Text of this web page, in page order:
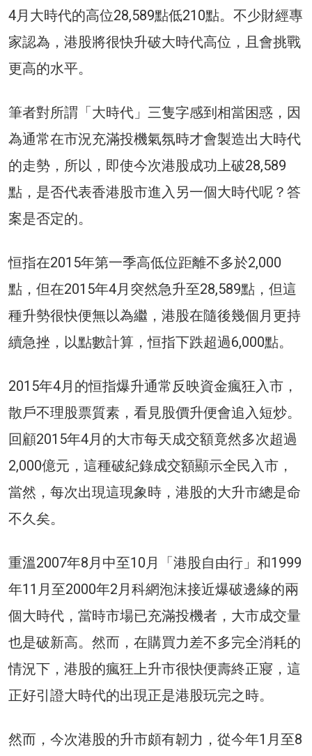
4月大時代的高位28,589點低210點。不少財經專
家認為，港股將很快升破大時代高位，且會挑戰
更高的水平。
筆者對所謂「大時代」三隻字感到相當困惑，因
為通常在市況充滿投機氣氛時才會製造出大時代
的走勢，所以，即使今次港股成功上破28,589
點，是否代表香港股市進入另一個大時代呢？答
案是否定的。
恒指在2015年第一季高低位距離不多於2,000
點，但在2015年4月突然急升至28,589點，但這
種升勢很快便無以為繼，港股在隨後幾個月更持
續急挫，以點數計算，恒指下跌超過6,000點。
2015年4月的恒指爆升通常反映資金瘋狂入市，
散戶不理股票質素，看見股價升便會追入短炒。
回顧2015年4月的大市每天成交額竟然多次超過
2,000億元，這種破紀錄成交額顯示全民入市，
當然，每次出現這現象時，港股的大升市總是命
不久矣。
重溫2007年8月中至10月「港股自由行」和1999
年11月至2000年2月科網泡沫接近爆破邊緣的兩
個大時代，當時市場已充滿投機者，大市成交量
也是破新高。然而，在購買力差不多完全消耗的
情況下，港股的瘋狂上升市很快便壽終正寢，這
正好引證大時代的出現正是港股玩完之時。
然而，今次港股的升市頗有韌力，從今年1月至8